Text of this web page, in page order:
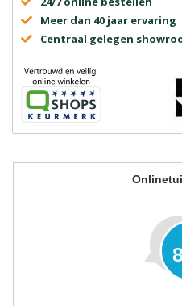
Meer dan 40 jaar ervaring
Centraal gelegen